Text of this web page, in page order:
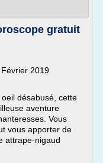
gratuit
2019
désabusé, cette
aventure
Vous
vous apporter de
attrape-nigaud